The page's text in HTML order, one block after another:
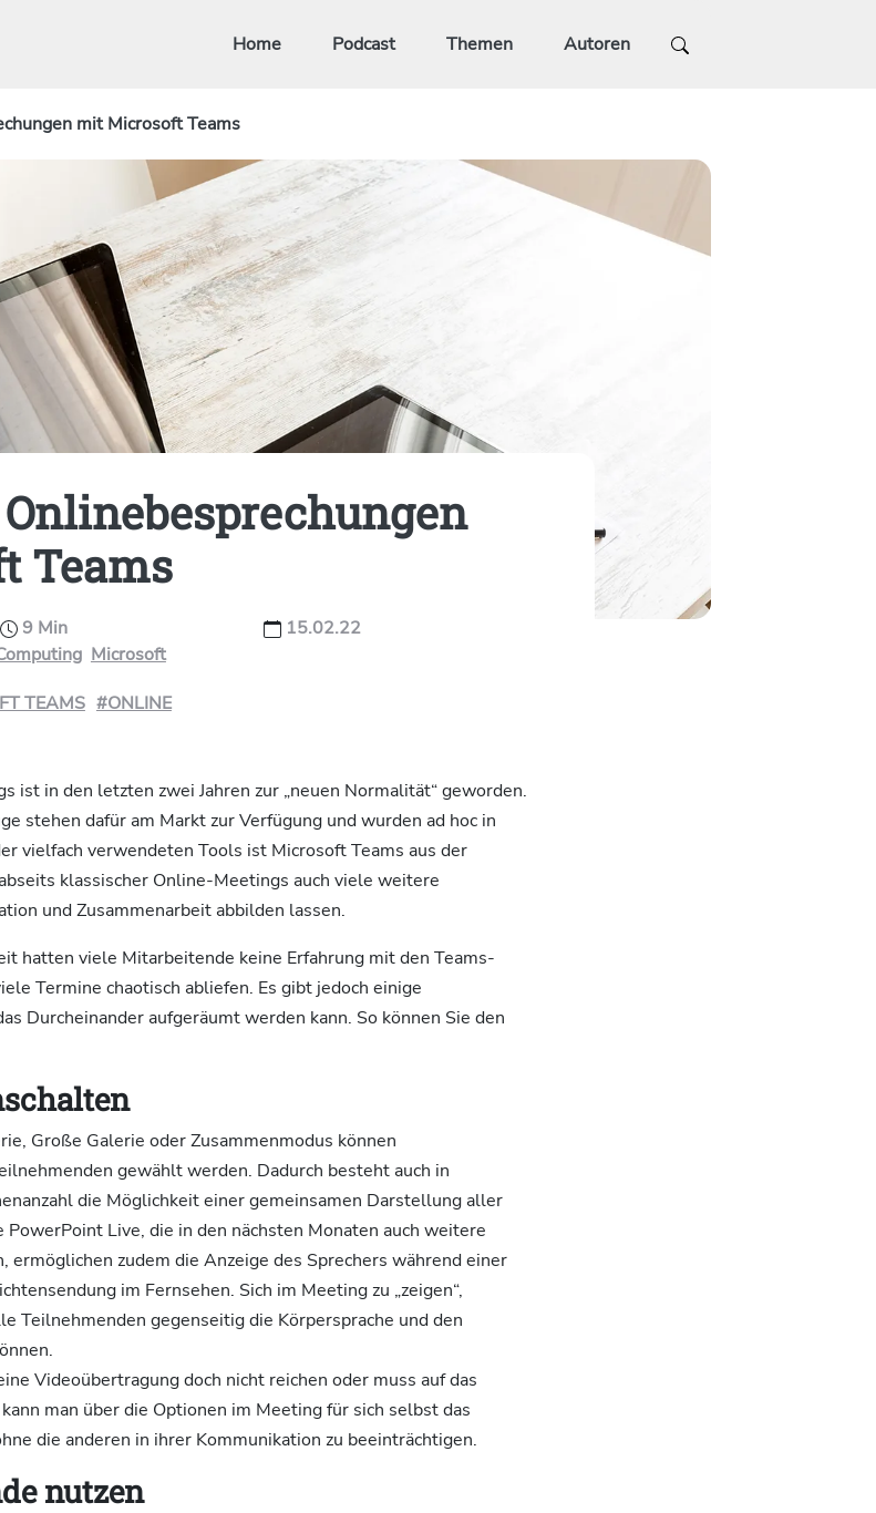
Home Podcast Themen Autoren
mit Microsoft Teams
Teams
9 Min
15.02.22
Microsoft
TEAMS #ONLINE
ist in den letzten zwei Jahren zur „neuen Normalität“ geworden.
stehen dafür am Markt zur Verfügung und wurden ad hoc in
vielfach verwendeten Tools ist Microsoft Teams aus der
klassischer Online-Meetings auch viele weitere
und Zusammenarbeit abbilden lassen.
hatten viele Mitarbeitende keine Erfahrung mit den Teams-
Termine chaotisch abliefen. Es gibt jedoch einige
Durcheinander aufgeräumt werden kann. So können Sie den
Große Galerie oder Zusammenmodus können
gewählt werden. Dadurch besteht auch in
die Möglichkeit einer gemeinsamen Darstellung aller
Live, die in den nächsten Monaten auch weitere
ermöglichen zudem die Anzeige des Sprechers während einer
im Fernsehen. Sich im Meeting zu „zeigen“,
Teilnehmenden gegenseitig die Körpersprache und den
Videoübertragung doch nicht reichen oder muss auf das
man über die Optionen im Meeting für sich selbst das
die anderen in ihrer Kommunikation zu beeinträchtigen.
nutzen